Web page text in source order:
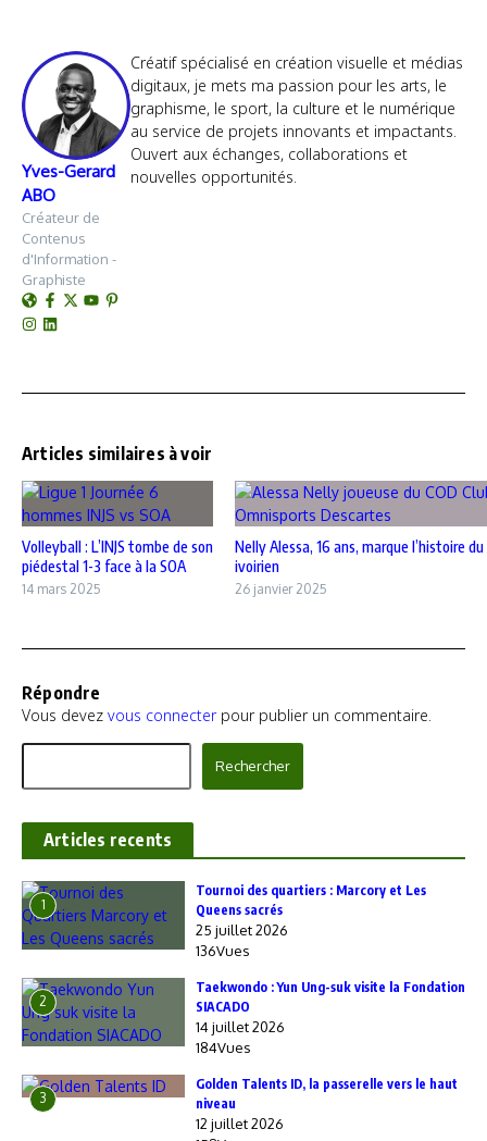
Yves-Gerard
ABO
Créateur de
Contenus
d'Information -
Graphiste
Créatif spécialisé en création visuelle et médias
digitaux, je mets ma passion pour les arts, le
graphisme, le sport, la culture et le numérique
au service de projets innovants et impactants.
Ouvert aux échanges, collaborations et
nouvelles opportunités.
Articles similaires à voir
Volleyball : L’INJS tombe de son
piédestal 1-3 face à la SOA
14 mars 2025
Nelly Alessa, 16 ans, marque l’histoire
ivoirien
26 janvier 2025
Répondre
Vous devez vous connecterpour publier un commentaire.
Rechercher
Articles recents
1
‎Tournoi des quartiers : Marcory et Les
Queens sacrés
25 juillet 2026
136Vues
2
Taekwondo : Yun Ung-suk visite la Fondation
SIACADO
14 juillet 2026
184Vues
3
Golden Talents ID, la passerelle vers le haut
niveau
12 juillet 2026